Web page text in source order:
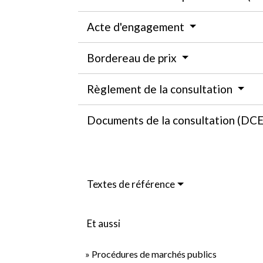
Acte d'engagement
Bordereau de prix
Règlement de la consultation
Documents de la consultation
Textes de référence
Et aussi
Procédures de marchés publics